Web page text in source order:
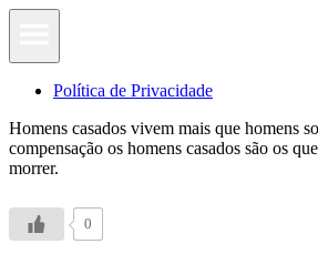
Política de Privacidade
Homens casados vivem mais que homens
compensação os homens casados são os
morrer.
0